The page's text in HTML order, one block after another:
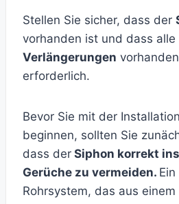
Stellen Sie sicher, dass der
vorhanden ist und dass
Verlängerungen
erforderlich.
Bevor Sie mit der
beginnen, sollten Sie
dass der Siphon korrekt
Gerüche zu vermeiden.
Rohrsystem, das aus